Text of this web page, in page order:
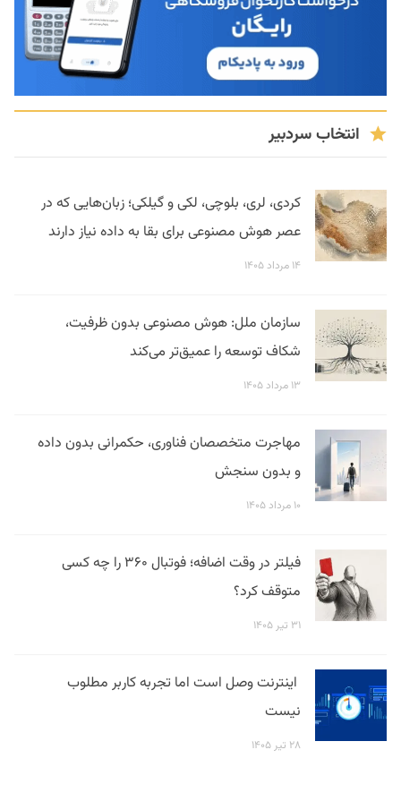
انتخاب سردبیر
کردی، لری، بلوچی، لکی و گیلکی؛ زبان‌هایی که در
عصر هوش مصنوعی برای بقا به داده نیاز دارند
۱۴ مرداد ۱۴۰۵
سازمان ملل: هوش مصنوعی بدون ظرفیت،
شکاف توسعه را عمیق‌تر می‌کند
۱۳ مرداد ۱۴۰۵
مهاجرت متخصصان فناوری، حکمرانی بدون داده
و بدون سنجش
۱۰ مرداد ۱۴۰۵
فیلتر در وقت اضافه؛ فوتبال ۳۶۰ را چه کسی
متوقف کرد؟
۳۱ تیر ۱۴۰۵
اینترنت وصل است اما تجربه کاربر مطلوب
نیست
۲۸ تیر ۱۴۰۵